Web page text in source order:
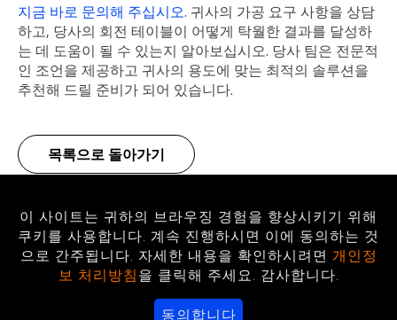
지금 바로 문의해 주십시오. 귀사의 가공 요구 사항을 상담
하고, 당사의 회전 테이블이 어떻게 탁월한 결과를 달성하
는 데 도움이 될 수 있는지 알아보십시오. 당사 팀은 전문적
인 조언을 제공하고 귀사의 용도에 맞는 최적의 솔루션을
추천해 드릴 준비가 되어 있습니다.
목록으로 돌아가기
홈페
블로그
로터리 테이블 완전 가이드: 종류, 기능 및 응용 분
이 사이트는 귀하의 브라우징 경험을 향상시키기 위해
쿠키를 사용합니다. 계속 진행하시면 이에 동의하는 것
으로 간주됩니다. 자세한 내용을 확인하시려면 개인정
보 처리방침을 클릭해 주세요. 감사합니다.
동의합니다